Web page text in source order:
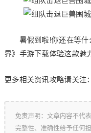
暑假到啦!你还在等什
界》手游下载体验这款魅
更多相关资讯攻略请关注
免责声明：文章内容不代
完整性、准确性给予任何